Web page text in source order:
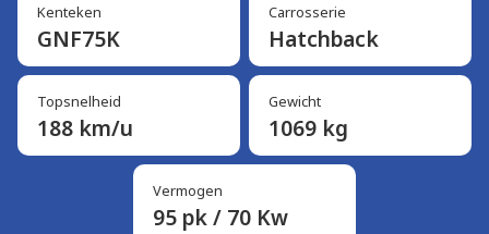
Kenteken
GNF75K
Carrosserie
Hatchback
Topsnelheid
188 km/u
Gewicht
1069 kg
Vermogen
95 pk / 70 Kw